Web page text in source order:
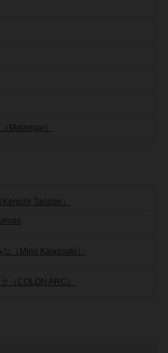
Matanga!）
Kenichi Tanabe）
（Mina Kawasaki）
（COLON ARC）